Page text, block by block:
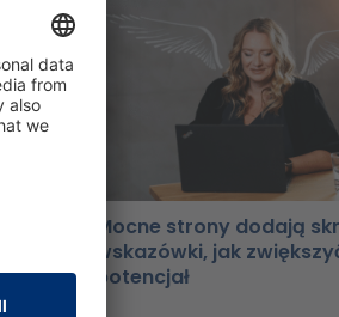
Mocne strony dodają
wskazówki, jak
potencjał